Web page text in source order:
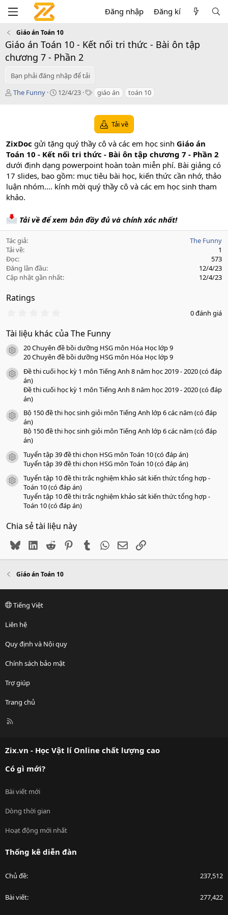
Đăng nhập Đăng kí
Giáo án Toán 10
Giáo án Toán 10 - Kết nối tri thức - Bài ôn tập
chương 7 - Phần 2
Bạn phải đăng nhập để tải
T
The Funny
C
o
n
d
a
t
12/4/23
T
s
giáo án toán 10
Tải về
ZixDoc gửi tặng quý thầy cô và các em học sinh Giáo án
Toán 10 - Kết nối tri thức - Bài ôn tập chương 7 - Phần 2
dưới định dạng powerpoint hoàn toàn miễn phí. Bài giảng có
17 slides, bao gồm: mục tiêu bài học, kiến thức cần nhớ, thảo
luận nhóm.... kính mời quý thầy cô và các em học sinh tham
khảo.
Tải về để xem bản đầy đủ và chính xác nhất!
Tác giả
The Funny
Tải về
1
Đọc
573
Đăng lần đầu
12/4/23
Cập nhật gần nhất
12/4/23
Ratings
0
0
s
a
o
0 đánh giá
Tài liệu khác của The Funny
icon tài liệu
20 Chuyên đề bồi dưỡng HSG môn Hóa Học lớp 9
20 Chuyên đề bồi dưỡng HSG môn Hóa Học lớp 9
icon tài liệu
Đề thi cuối học kỳ 1 môn Tiếng Anh 8 năm học 2019 - 2020 (có đáp
án)
Đề thi cuối học kỳ 1 môn Tiếng Anh 8 năm học 2019 - 2020 (có đáp
án)
icon tài liệu
Bộ 150 đề thi học sinh giỏi môn Tiếng Anh lớp 6 các năm (có đáp
án)
Bộ 150 đề thi học sinh giỏi môn Tiếng Anh lớp 6 các năm (có đáp
án)
icon tài liệu
Tuyển tập 39 đề thi chọn HSG môn Toán 10 (có đáp án)
Tuyển tập 39 đề thi chọn HSG môn Toán 10 (có đáp án)
icon tài liệu
Tuyển tập 10 đề thi trắc nghiệm khảo sát kiến thức tổng hợp -
Toán 10 (có đáp án)
Tuyển tập 10 đề thi trắc nghiệm khảo sát kiến thức tổng hợp -
Toán 10 (có đáp án)
Chia sẻ tài liệu này
BlueskyLinkedIn
Reddit PinterestTumblr WhatsApp
EmailLink
Giáo án Toán 10
Tiếng Việt
Liên hệ
Quy định và Nội quy
Chính sách bảo mật
Trợ giúp
Trang chủ
R
Zix.vn - Học Vật lí Online chất lượng cao
Có gì mới?
Bài viết mới
Dòng thời gian
Hoạt động mới nhất
Thống kê diễn đàn
Chủ đề 237,512
Bài viết 277,422